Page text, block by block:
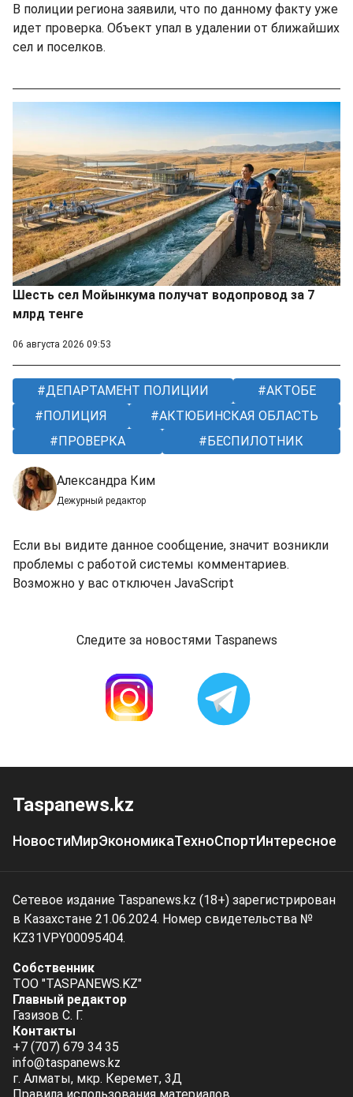
В полиции региона заявили, что по данному факту уже
идет проверка. Объект упал в удалении от ближайших
сел и поселков.
Шесть сел Мойынкума получат водопровод за 7
млрд тенге
06 августа 2026 09:53
ДЕПАРТАМЕНТ ПОЛИЦИИ
АКТОБЕ
ПОЛИЦИЯ
АКТЮБИНСКАЯ ОБЛАСТЬ
ПРОВЕРКА
БЕСПИЛОТНИК
Александра Ким
Дежурный редактор
Если вы видите данное сообщение, значит возникли
проблемы с работой системы комментариев.
Возможно у вас отключен JavaScript
Следите за новостями Taspanews
Taspanews.kz
НовостиМирЭкономикаТехноСпортИнтересное
Сетевое издание Taspanews.kz (18+) зарегистрирован
в Казахстане 21.06.2024. Номер свидетельства №
KZ31VPY00095404.
Собственник
ТОО "TASPANEWS.KZ"
Главный редактор
Газизов С. Г.
Контакты
+7 (707) 679 34 35
info@taspanews.kz
г. Алматы, мкр. Керемет, 3Д